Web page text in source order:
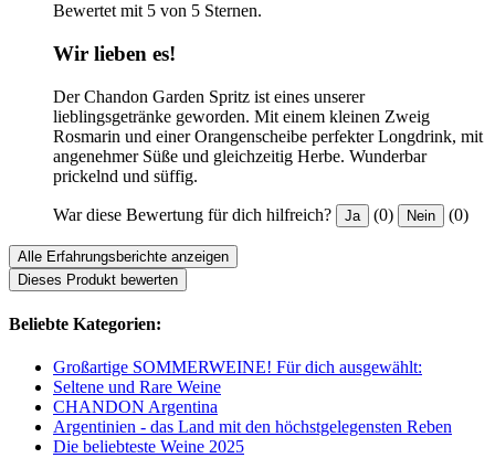
Bewertet mit 5 von 5 Sternen.
Wir lieben es!
Der Chandon Garden Spritz ist eines unserer
lieblingsgetränke geworden. Mit einem kleinen Zweig
Rosmarin und einer Orangenscheibe perfekter Longdrink, mit
angenehmer Süße und gleichzeitig Herbe. Wunderbar
prickelnd und süffig.
War diese Bewertung für dich hilfreich? Ja (0) Nein (0)
Alle Erfahrungsberichte anzeigen
Dieses Produkt bewerten
Beliebte Kategorien:
Großartige SOMMERWEINE! Für dich ausgewählt:
Seltene und Rare Weine
CHANDON Argentina
Argentinien - das Land mit den höchstgelegensten Reben
Die beliebteste Weine 2025